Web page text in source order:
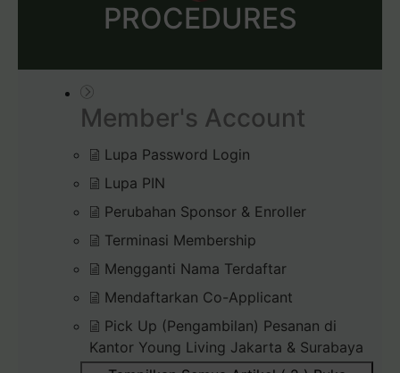
PROCEDURES
Member's Account
Lupa Password Login
Lupa PIN
Perubahan Sponsor & Enroller
Terminasi Membership
Mengganti Nama Terdaftar
Mendaftarkan Co-Applicant
Pick Up (Pengambilan) Pesanan di
Kantor Young Living Jakarta & Surabaya